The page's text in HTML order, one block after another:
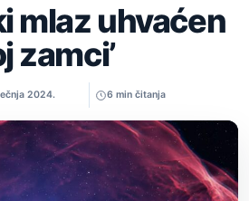
mlaz uhvaćen
zamci’
2024. 6 min čitanja